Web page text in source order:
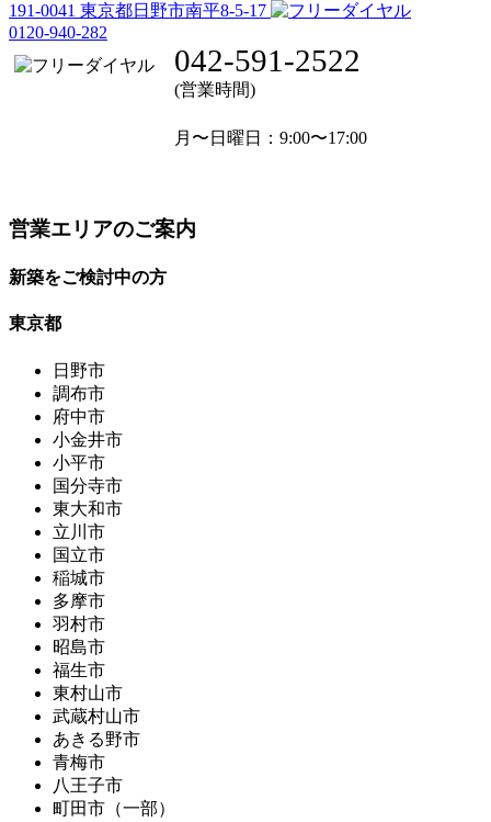
191-0041 東京都日野市南平8-5-17
0120-940-282
042-591-2522
(営業時間)
月〜日曜日 ：9:00〜17:00
営業エリアのご案内
新築をご検討中の方
東京都
日野市
調布市
府中市
小金井市
小平市
国分寺市
東大和市
立川市
国立市
稲城市
多摩市
羽村市
昭島市
福生市
東村山市
武蔵村山市
あきる野市
青梅市
八王子市
町田市（一部）